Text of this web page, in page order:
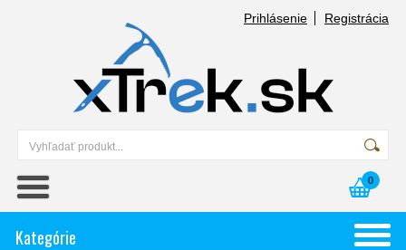
Prihlásenie Registrácia
0
Kategórie